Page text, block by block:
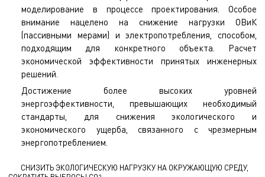
моделирование в процессе проектирования. Особое
внимание нацелено на снижение нагрузки ОВиК
(пассивными мерами) и электропотребления, способом,
подходящим для конкретного объекта. Расчет
экономической эффективности принятых инженерных
решений.
Достижение более высоких уровней
энергоэффективности, превышающих необходимый
стандарты, для снижения экологического и
экономического ущерба, связанного с чрезмерным
энергопотреблением.
СНИЗИТЬ ЭКОЛОГИЧЕСКУЮ НАГРУЗКУ НА ОКРУЖАЮЩУЮ СРЕДУ,